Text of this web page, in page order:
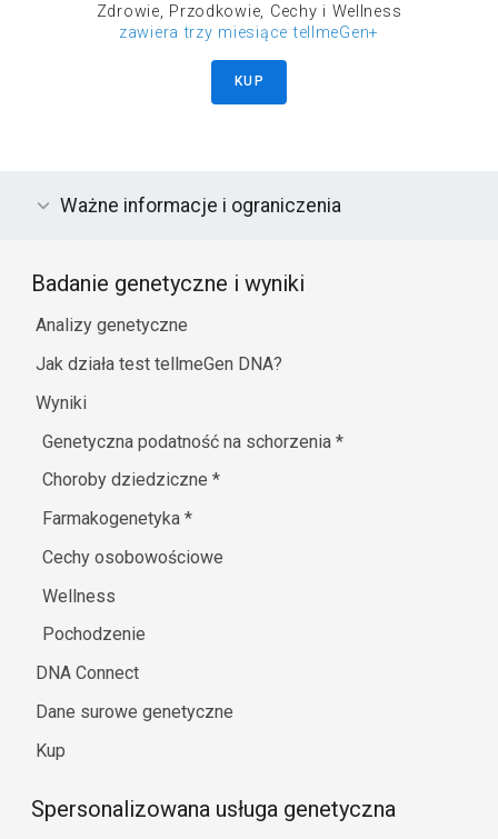
Zdrowie, Przodkowie, Cechy i Wellness
zawiera trzy miesiące tellmeGen+
KUP
Ważne informacje i ograniczenia
Badanie genetyczne i wyniki
Analizy genetyczne
Jak działa test tellmeGen DNA?
Wyniki
Genetyczna podatność na schorzenia*
Choroby dziedziczne*
Farmakogenetyka*
Cechy osobowościowe
Wellness
Pochodzenie
DNA Connect
Dane surowe genetyczne
Kup
Spersonalizowana usługa genetyczna